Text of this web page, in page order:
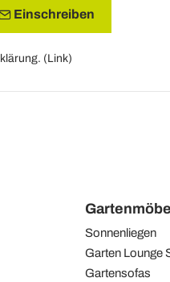
Einschreiben
(Link)
Gartenmöbel
Sonnenliegen
Garten Lounge
Gartensofas